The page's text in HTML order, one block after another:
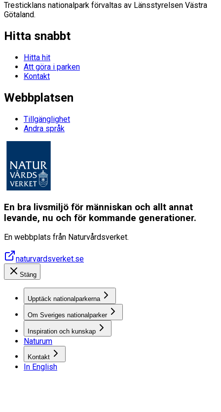
Tresticklans nationalpark förvaltas av Länsstyrelsen Västra
Götaland.
Hitta snabbt
Hitta hit
Att göra i parken
Kontakt
Webbplatsen
Tillgänglighet
Andra språk
En bra livsmiljö för människan och allt annat
levande, nu och för kommande generationer.
En webbplats från Naturvårdsverket.
naturvardsverket.se
Stäng
Upptäck nationalparkerna
Om Sveriges nationalparker
Inspiration och kunskap
Naturum
Kontakt
In English